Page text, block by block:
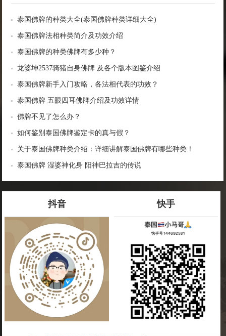
泰国佛牌的种类大全(泰国佛牌种类详细大全)
泰国佛牌法相种类简介及功效介绍
泰国佛牌的种类佛牌有多少种？
龙婆坤2537骑猪自身佛牌 及各个版本图鉴介绍
泰国佛牌新手入门攻略，各法相代表的功效？
泰国佛牌 五眼四耳佛牌介绍及功效详情
佛牌不见了怎么办？
如何鉴别泰国佛牌鉴定卡的真与假？
关于泰国佛牌种类介绍：详细讲解泰国佛牌有哪些种类！
泰国佛牌 湿婆神化身 阳神巴拉吉的传说
抖音 快手